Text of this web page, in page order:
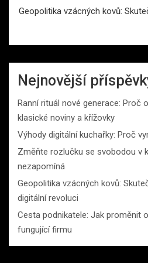
Geopolitika vzácných kovů:
Nejnovější
Ranní rituál nové generace: Proč
klasické noviny a křížovky
Výhody digitální kuchařky: Proč
Změňte rozlučku se svobodou v
nezapomíná
Geopolitika vzácných kovů:
digitální revoluci
Cesta podnikatele: Jak proměnit
fungující firmu